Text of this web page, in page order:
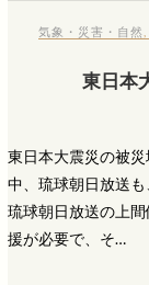
気象・災害・自然
東日本
東日本大震災の被
中、琉球朝日放送
琉球朝日放送の上
援が必要で、そ…